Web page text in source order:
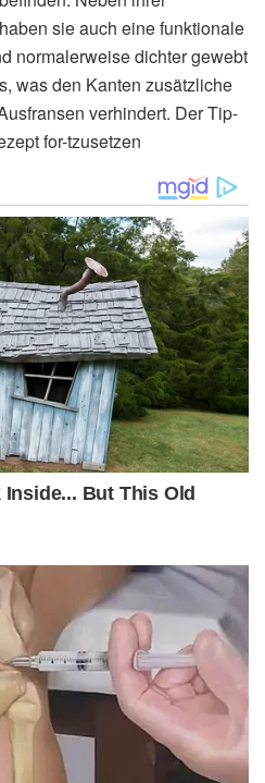
sie auch eine funktionale
normalerweise dichter gewebt
was den Kanten zusätzliche
verhindert. Der Tip-
for-tzusetzen